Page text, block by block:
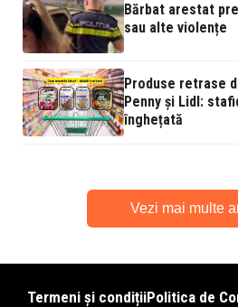
Bărbat arestat
sau alte violențe
Produse retrase
Penny și Lidl:
înghețată
Vezi mai multe
Termeni și condițiiPolitica de